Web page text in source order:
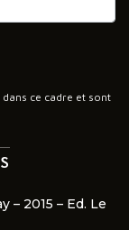
ce cadre et sont
– 2015 – Ed. Le